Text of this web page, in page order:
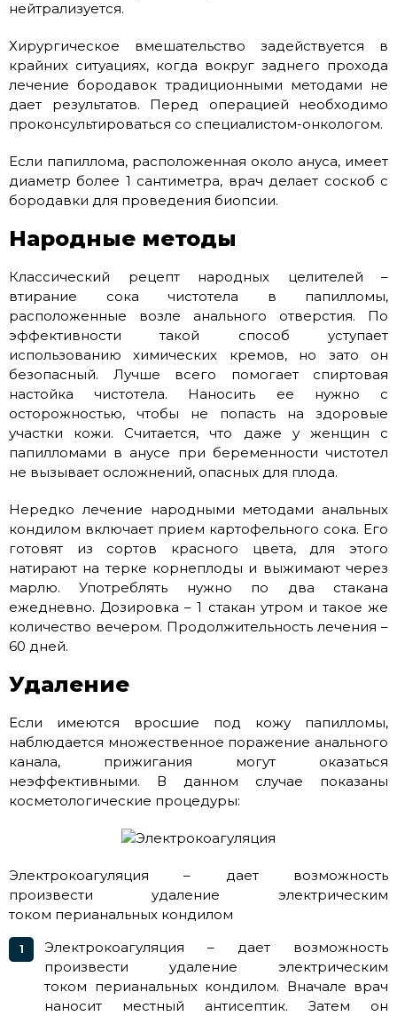
нейтрализуется.
Хирургическое вмешательство задействуется в
крайних ситуациях, когда вокруг заднего прохода
лечение бородавок традиционными методами не
дает результатов. Перед операцией необходимо
проконсультироваться со специалистом-онкологом.
Если папиллома, расположенная около ануса, имеет
диаметр более 1 сантиметра, врач делает соскоб с
бородавки для проведения биопсии.
Народные методы
Классический рецепт народных целителей –
втирание сока чистотела в папилломы,
расположенные возле анального отверстия. По
эффективности такой способ уступает
использованию химических кремов, но зато он
безопасный. Лучше всего помогает спиртовая
настойка чистотела. Наносить ее нужно с
осторожностью, чтобы не попасть на здоровые
участки кожи. Считается, что даже у женщин с
папилломами в анусе при беременности чистотел
не вызывает осложнений, опасных для плода.
Нередко лечение народными методами анальных
кондилом включает прием картофельного сока. Его
готовят из сортов красного цвета, для этого
натирают на терке корнеплоды и выжимают через
марлю. Употреблять нужно по два стакана
ежедневно. Дозировка – 1 стакан утром и такое же
количество вечером. Продолжительность лечения –
60 дней.
Удаление
Если имеются вросшие под кожу папилломы,
наблюдается множественное поражение анального
канала, прижигания могут оказаться
неэффективными. В данном случае показаны
косметологические процедуры:
Электрокоагуляция – дает возможность
произвести удаление электрическим
током перианальных кондилом
Электрокоагуляция – дает возможность
произвести удаление электрическим
током перианальных кондилом. Вначале врач
наносит местный антисептик. Затем он